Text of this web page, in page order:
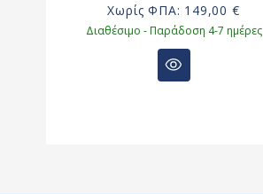
Χωρίς ΦΠΑ: 149,00 €
Διαθέσιμο - Παράδοση 4-7 ημέρες